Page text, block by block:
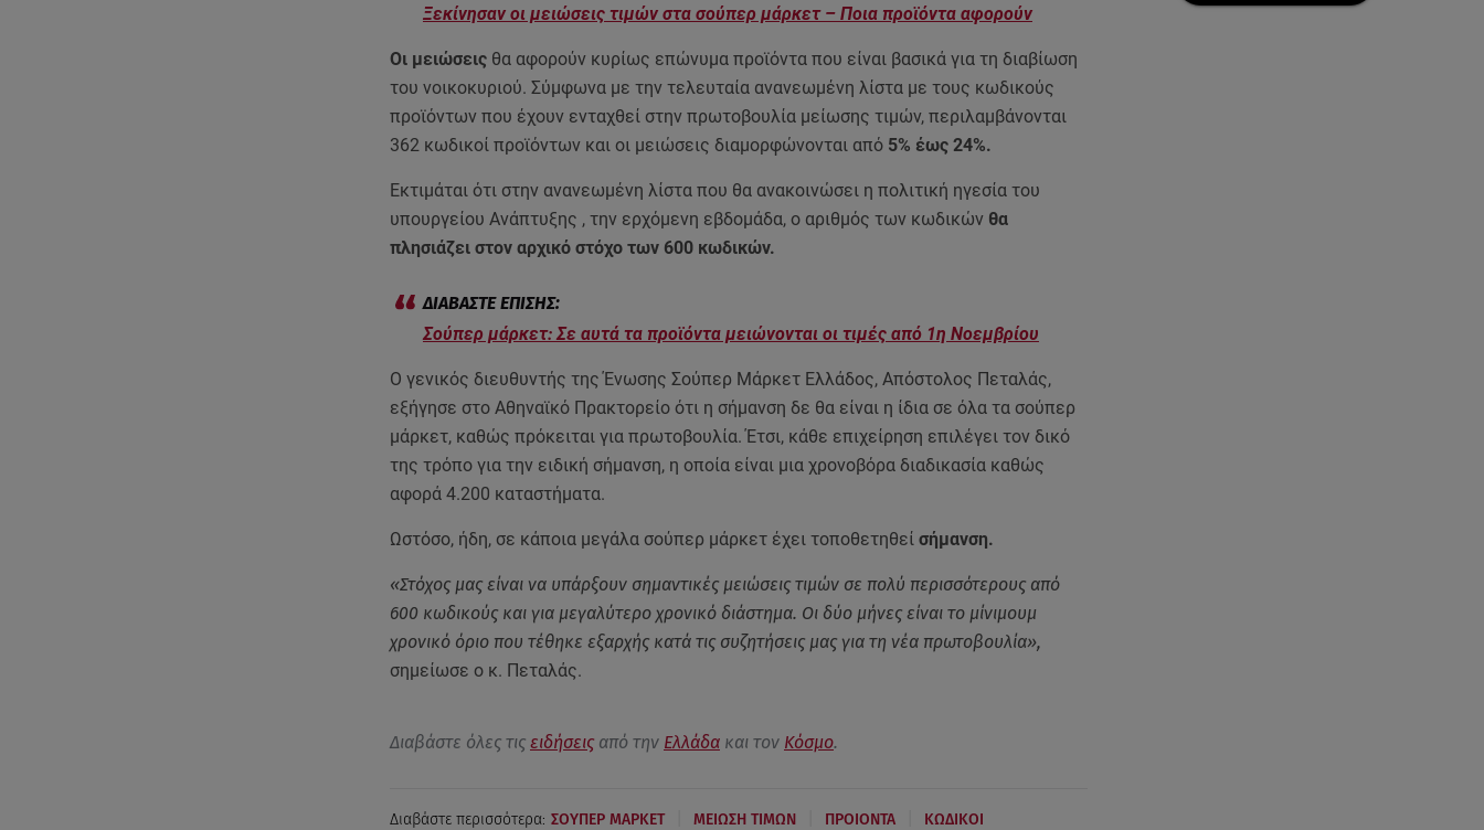
Ξεκίνησαν οι μειώσεις τιμών στα σούπερ μάρκετ – Ποια προϊόντα αφορούν
Οι μειώσεις θα αφορούν κυρίως επώνυμα προϊόντα που είναι βασικά για τη διαβίωση
του νοικοκυριού. Σύμφωνα με την τελευταία ανανεωμένη λίστα με τους κωδικούς
προϊόντων που έχουν ενταχθεί στην πρωτοβουλία μείωσης τιμών, περιλαμβάνονται
362 κωδικοί προϊόντων και οι μειώσεις διαμορφώνονται από5% έως 24%.
Εκτιμάται ότι στην ανανεωμένη λίστα που θα ανακοινώσει η πολιτική ηγεσία του
υπουργείου Ανάπτυξης , την ερχόμενη εβδομάδα, ο αριθμός των κωδικώνθα
πλησιάζει στον αρχικό στόχο των 600 κωδικών.
Σούπερ μάρκετ: Σε αυτά τα προϊόντα μειώνονται οι τιμές από 1η Νοεμβρίου
Ο γενικός διευθυντής της Ένωσης Σούπερ Μάρκετ Ελλάδος, Απόστολος Πεταλάς,
εξήγησε στο Αθηναϊκό Πρακτορείο ότι η σήμανση δε θα είναι η ίδια σε όλα τα σούπερ
μάρκετ, καθώς πρόκειται για πρωτοβουλία. Έτσι, κάθε επιχείρηση επιλέγει τον δικό
της τρόπο για την ειδική σήμανση, η οποία είναι μια χρονοβόρα διαδικασία καθώς
αφορά 4.200 καταστήματα.
Ωστόσο, ήδη, σε κάποια μεγάλα σούπερ μάρκετ έχει τοποθετηθεί σήμανση.
«Στόχος μας είναι να υπάρξουν σημαντικές μειώσεις τιμών σε πολύ περισσότερους από
600 κωδικούς και για μεγαλύτερο χρονικό διάστημα. Οι δύο μήνες είναι το μίνιμουμ
χρονικό όριο που τέθηκε εξαρχής κατά τις συζητήσεις μας για τη νέα πρωτοβουλία»,
σημείωσε ο κ. Πεταλάς.
Διαβάστε όλες τις ειδήσειςαπό την Ελλάδακαι τον Κόσμο.
Διαβάστε περισσότερα: ΣΟΥΠΕΡ ΜΑΡΚΕΤ ΜΕΙΩΣΗ ΤΙΜΩΝ ΠΡΟΙΟΝΤΑ ΚΩΔΙΚΟΙ